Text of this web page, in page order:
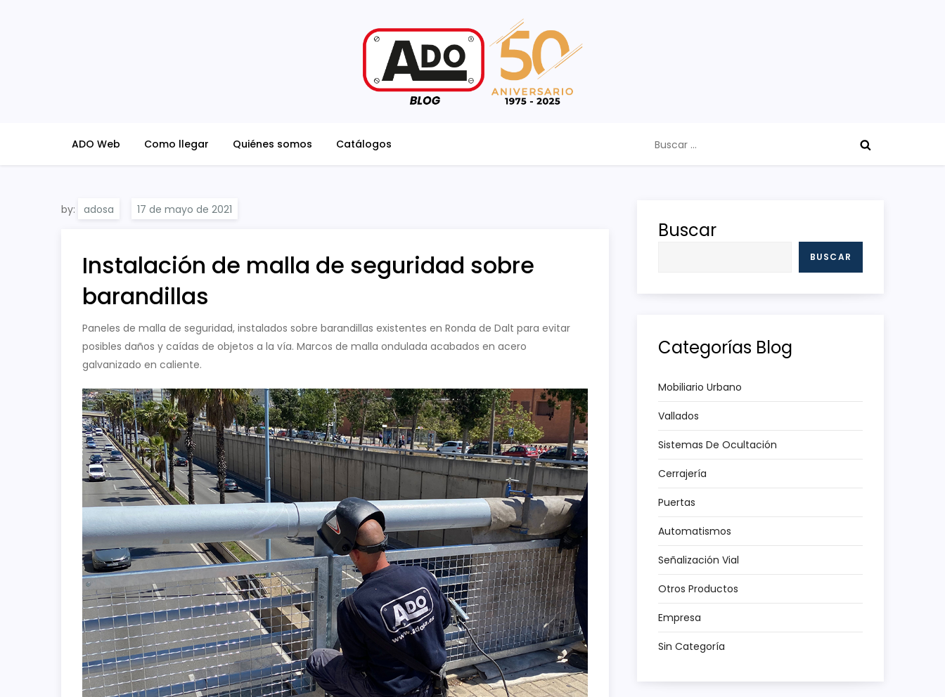
ADO Web Como llegar Quiénes somos Catálogos
by: adosa
Instalación de malla de seguridad sobre
barandillas
Paneles de malla de seguridad, instalados sobre barandillas existentes en Ronda de Dalt para evitar
posibles daños y caídas de objetos a la vía. Marcos de malla ondulada acabados en acero
galvanizado en caliente.
Buscar
BUSCAR
Categorías Blog
Mobiliario Urbano
Vallados
Sistemas De Ocultación
Cerrajería
Puertas
Automatismos
Señalización Vial
Otros Productos
Empresa
Sin Categoría